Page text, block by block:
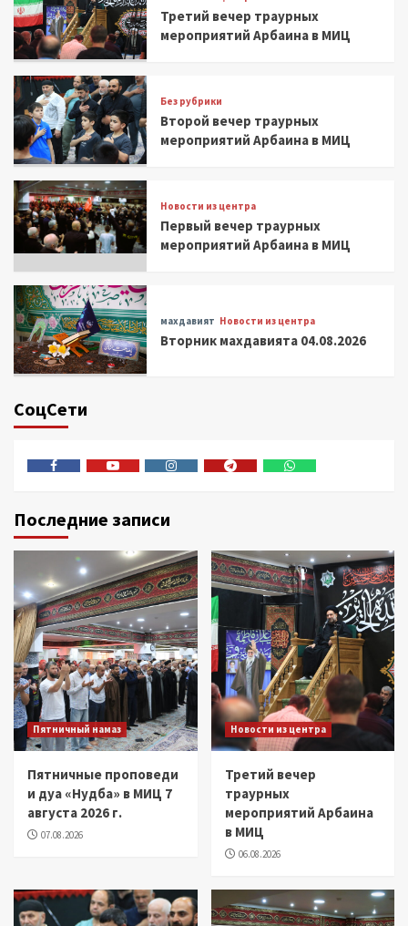
Третий вечер траурных
мероприятий Арбаина в МИЦ
Без рубрики
Второй вечер траурных
мероприятий Арбаина в МИЦ
Новости из центра
Первый вечер траурных
мероприятий Арбаина в МИЦ
махдавият Новости из центра
Вторник махдавията 04.08.2026
СоцСети
Последние записи
Пятничный намаз
Пятничные проповеди
и дуа «Нудба» в МИЦ 7
августа 2026 г.
07.08.2026
Новости из центра
Третий вечер
траурных
мероприятий Арбаина
в МИЦ
06.08.2026